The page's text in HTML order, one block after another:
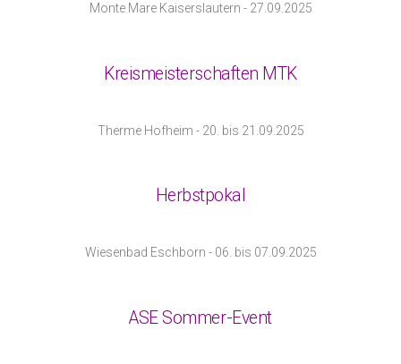
Monte Mare Kaiserslautern - 27.09.2025
Kreismeisterschaften MTK
Therme Hofheim - 20. bis 21.09.2025
Herbstpokal
Wiesenbad Eschborn - 06. bis 07.09.2025
ASE Sommer-Event